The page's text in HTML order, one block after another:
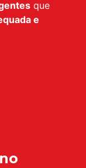
que
e